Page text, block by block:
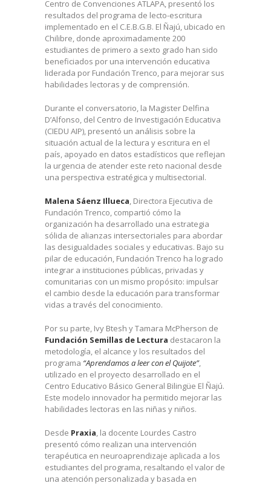
Centro de Convenciones ATLAPA, presentó los
resultados del programa de lecto-escritura
implementado en el C.E.B.G.B. El Ñajú, ubicado en
Chilibre, donde aproximadamente 200
estudiantes de primero a sexto grado han sido
beneficiados por una intervención educativa
liderada por Fundación Trenco, para mejorar sus
habilidades lectoras y de comprensión.
Durante el conversatorio, la Magister Delfina
D’Alfonso, del Centro de Investigación Educativa
(CIEDU AIP), presentó un análisis sobre la
situación actual de la lectura y escritura en el
país, apoyado en datos estadísticos que reflejan
la urgencia de atender este reto nacional desde
una perspectiva estratégica y multisectorial.
Malena Sáenz Illueca, Directora Ejecutiva de
Fundación Trenco, compartió cómo la
organización ha desarrollado una estrategia
sólida de alianzas intersectoriales para abordar
las desigualdades sociales y educativas. Bajo su
pilar de educación, Fundación Trenco ha logrado
integrar a instituciones públicas, privadas y
comunitarias con un mismo propósito: impulsar
el cambio desde la educación para transformar
vidas a través del conocimiento.
Por su parte, Ivy Btesh y Tamara McPherson de
Fundación Semillas de Lectura destacaron la
metodología, el alcance y los resultados del
programa “Aprendamos a leer con el Quijote”,
utilizado en el proyecto desarrollado en el
Centro Educativo Básico General Bilingüe El Ñajú.
Este modelo innovador ha permitido mejorar las
habilidades lectoras en las niñas y niños.
Desde Praxia, la docente Lourdes Castro
presentó cómo realizan una intervención
terapéutica en neuroaprendizaje aplicada a los
estudiantes del programa, resaltando el valor de
una atención personalizada y basada en